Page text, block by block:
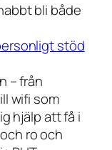
bli både
stöd
– från
wifi som
hjälp att få i
ro och